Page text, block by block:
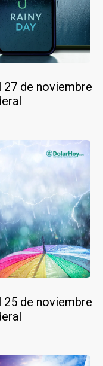
de noviembre
de noviembre